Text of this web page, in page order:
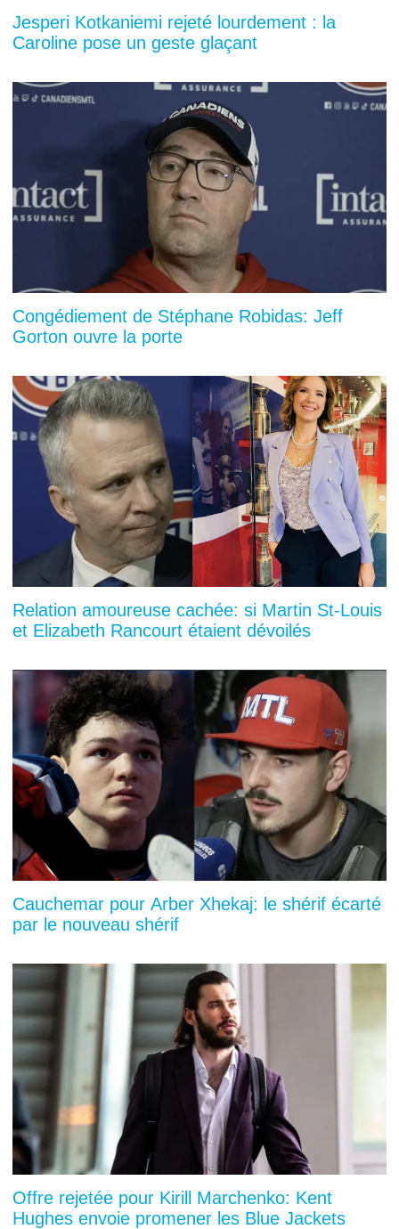
Jesperi Kotkaniemi rejeté lourdement : la
Caroline pose un geste glaçant
Congédiement de Stéphane Robidas: Jeff
Gorton ouvre la porte
Relation amoureuse cachée: si Martin St-Louis
et Elizabeth Rancourt étaient dévoilés
Cauchemar pour Arber Xhekaj: le shérif écarté
par le nouveau shérif
Offre rejetée pour Kirill Marchenko: Kent
Hughes envoie promener les Blue Jackets